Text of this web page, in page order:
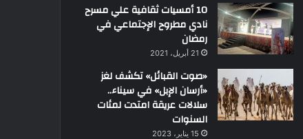
10 أمسيات ثقافية علي مسرح
نادي مطروح الإجتماعي في
رمضان
21 أبريل، 2021
«صوت القبائل» تكشف لغز
«أرسان الإبل» في سيناء..
سلالات عريقة امتدت لمئات
السنوات
15 يناير، 2023